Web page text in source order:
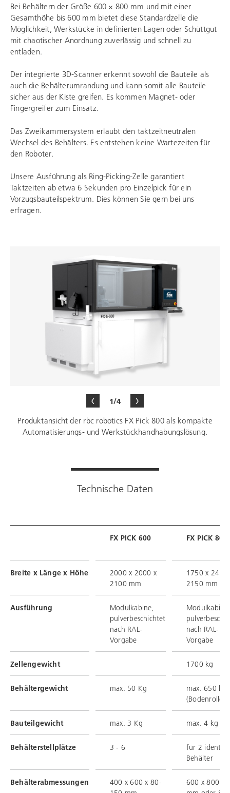
Bei Behältern der Größe 600 × 800 mm und mit einer
Gesamthöhe bis 600 mm bietet diese Standardzelle die
Möglichkeit, Werkstücke in definierten Lagen oder Schüttgut
mit chaotischer Anordnung zuverlässig und schnell zu
entladen.
Der integrierte 3D-Scanner erkennt sowohl die Bauteile als
auch die Behälterumrandung und kann somit alle Bauteile
sicher aus der Kiste greifen. Es kommen Magnet- oder
Fingergreifer zum Einsatz.
Das Zweikammersystem erlaubt den taktzeitneutralen
Wechsel des Behälters. Es entstehen keine Wartezeiten für
den Roboter.
Unsere Ausführung als Ring-Picking-Zelle garantiert
Taktzeiten ab etwa 6 Sekunden pro Einzelpick für ein
Vorzugsbauteilspektrum. Dies können Sie gern bei uns
erfragen.
1/4
Produktansicht der rbc robotics FX Pick 800 als kompakte
Automatisierungs- und Werkstückhandhabungslösung.
Technische Daten
FX PICK 600 FX PICK 800
Breite x Länge x Höhe
2000 x 2000 x
2100 mm
1750 x 2450
2150 mm
Ausführung
Modulkabine,
pulverbeschichtet
nach RAL-
Vorgabe
Modulkabine,
nach RAL-
Vorgabe
Zellengewicht 1700 kg
Behältergewicht max. 50 Kg
max. 650 kg
(Bodenroller)
Bauteilgewicht max. 3 Kg max. 4 kg
Behälterstellplätze 3 - 6
für 2
Behälter
Behälterabmessungen
400 x 600 x 80-
600 x 800 x